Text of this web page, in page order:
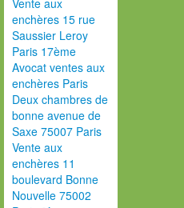
Vente aux
enchères 15 rue
Saussier Leroy
Paris 17ème
Avocat ventes aux
enchères Paris
Deux chambres de
bonne avenue de
Saxe 75007 Paris
Vente aux
enchères 11
boulevard Bonne
Nouvelle 75002